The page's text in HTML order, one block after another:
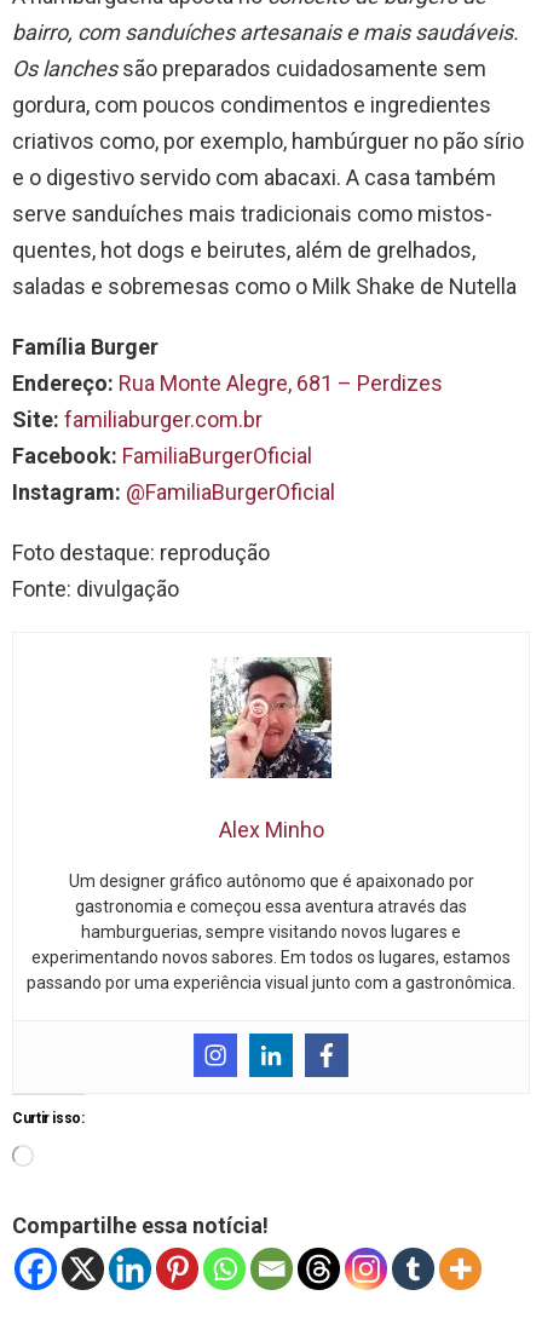
bairro, com sanduíches artesanais e mais saudáveis.
Os lanchessão preparados cuidadosamente sem
gordura, com poucos condimentos e ingredientes
criativos como, por exemplo, hambúrguer no pão sírio
e o digestivo servido com abacaxi. A casa também
serve sanduíches mais tradicionais como mistos-
quentes, hot dogs e beirutes, além de grelhados,
saladas e sobremesas como o Milk Shake de Nutella
Família Burger
Endereço: Rua Monte Alegre, 681 – Perdizes
Site: familiaburger.com.br
Facebook: FamiliaBurgerOficial
Instagram: @FamiliaBurgerOficial
Foto destaque: reprodução
Fonte: divulgação
Alex Minho
Um designer gráfico autônomo que é apaixonado por
gastronomia e começou essa aventura através das
hamburguerias, sempre visitando novos lugares e
experimentando novos sabores. Em todos os lugares, estamos
passando por uma experiência visual junto com a gastronômica.
Curtir isso:
Compartilhe essa notícia!